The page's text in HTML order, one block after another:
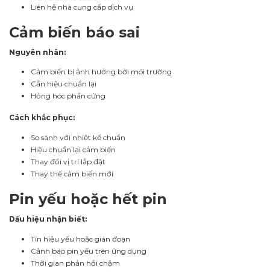
Liên hệ nhà cung cấp dịch vụ
Cảm biến báo sai
Nguyên nhân:
Cảm biến bị ảnh hưởng bởi môi trường
Cần hiệu chuẩn lại
Hỏng hóc phần cứng
Cách khắc phục:
So sánh với nhiệt kế chuẩn
Hiệu chuẩn lại cảm biến
Thay đổi vị trí lắp đặt
Thay thế cảm biến mới
Pin yếu hoặc hết pin
Dấu hiệu nhận biết:
Tín hiệu yếu hoặc gián đoạn
Cảnh báo pin yếu trên ứng dụng
Thời gian phản hồi chậm